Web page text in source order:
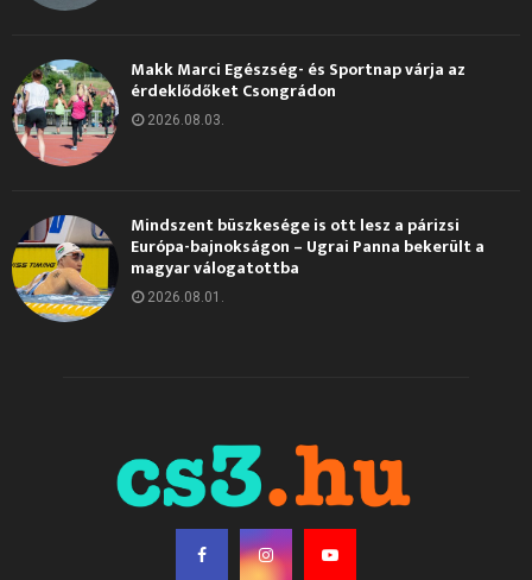
Makk Marci Egészség- és Sportnap várja az
érdeklődőket Csongrádon
2026.08.03.
Mindszent büszkesége is ott lesz a párizsi
Európa-bajnokságon – Ugrai Panna bekerült a
magyar válogatottba
2026.08.01.